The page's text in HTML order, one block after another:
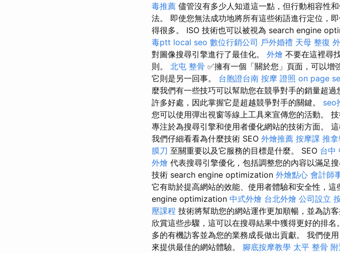
毒推薦 儘管沒有多少人知道這一點，但行動相容性
法。 即使您無法成功地將所有這些術語進行定位，
得很多。 ISO 技術也可以被視為 search engine
毒ptt local seo 數位行銷公司 戶外婚禮 天母 整復
對圖像搜尋引擎進行了最佳化。 外燴 不要在這裡尋
則。 北屯 整骨 ✅擁有一個「關於您」頁面，可以
它則是另一回事。 台胞證台南 按摩 證照 on page
麼我們有一些技巧可以幫助您在競爭對手的銷量超過
許多好處，因此掌握它是超越競爭對手的關鍵。 seo
您可以使用彈出視窗等線上工具來宣傳您的活動。
專注於為搜尋引擎和使用者優化網站的技術方面。
我們仔細看看為什麼技術 SEO 外燴推薦 按摩課 推
膜刀 至關重要以及它服務的目標是什麼。 SEO 台中
外燴 代表搜尋引擎優化，包括調整您的內容以滿足
技術 search engine optimization 外燴點心 會計師
它有助於提高網站的效能、使用者體驗和安全性，
engine optimization 中式外燴 台北外燴 公司設立
壓課程 技術將幫助您的網站運作更加順暢，並為訪
欣賞這些步驟，這可以在搜尋結果中獲得更好的排名
多的有機訪客並為您的業務成長做出貢獻。 我們使用
來提供最佳的網站體驗。 腳底按摩教學 太平 整骨